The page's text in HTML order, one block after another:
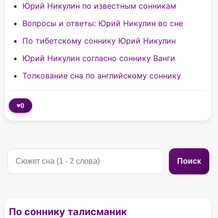
Юрий Никулин по известным сонникам
Вопросы и ответы: Юрий Никулин во сне
По тибетскому соннику Юрий Никулин
Юрий Никулин согласно соннику Ванги
Толкование сна по английскому соннику
♥0
Поиск
По соннику талисманик